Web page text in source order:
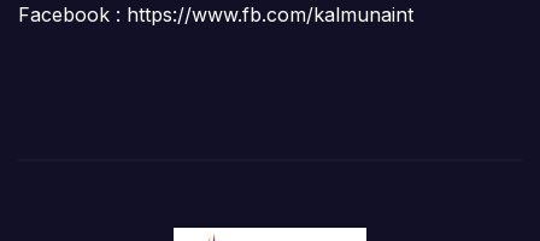
Facebook : https://www.fb.com/kalmunaint